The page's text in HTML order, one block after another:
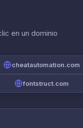
en un dominio
cheatautomation.com
fontstruct.com